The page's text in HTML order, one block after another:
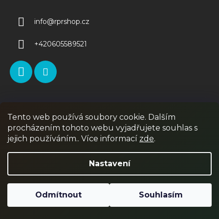
Tento web používá soubory cookie. Dalším
procházením tohoto webu vyjadřujete souhlas s
jejich používáním.. Více informací zde.
Nastavení
Odmítnout Souhlasím
info@rprshop.cz
+420605589521
Obchodní podmínky
Podmínky ochrany osobních údajů
Reklamace a vrácení zboží
Doprava a platba